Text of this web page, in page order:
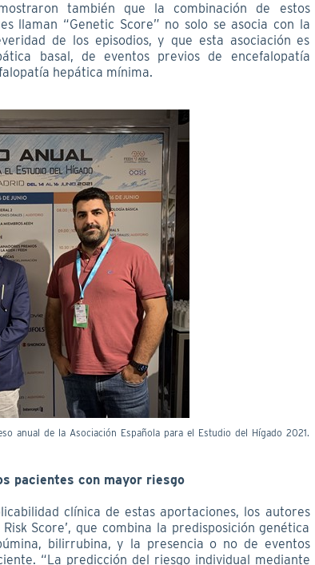
también que la combinación de estos
llaman “Genetic Score” no solo se asocia con la
de los episodios, y que esta asociación es
basal, de eventos previos de encefalopatía
hepática mínima.
anual de la Asociación Española para el Estudio del Hígado 2021.
pacientes con mayor riesgo
clínica de estas aportaciones, los autores
Score’, que combina la predisposición genética
bilirrubina, y la presencia o no de eventos
“La predicción del riesgo individual mediante